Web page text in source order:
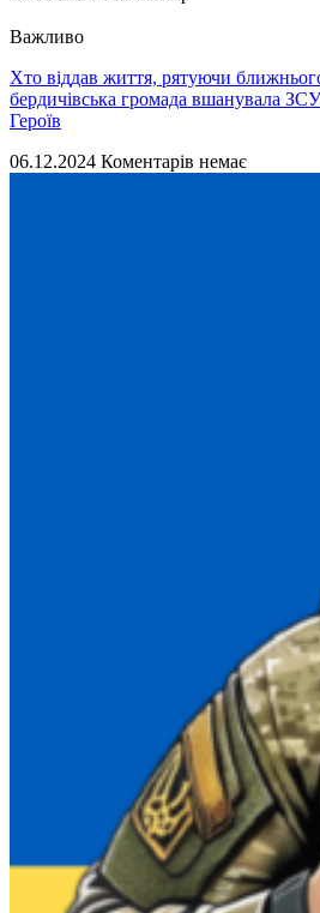
Важливо
Хто віддав життя, рятуючи
бердичівська громада вшанувала
Героїв
06.12.2024 Коментарів немає